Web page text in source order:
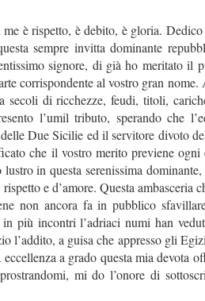
è rispetto, è debito, è gloria. Dedico
sempre invitta dominante
signore, di già ho meritato il
corrispondente al vostro gran
secoli di ricchezze, feudi, titoli,
l’umil tributo, sperando che
Due Sicilie ed il servitore divoto
che il vostro merito previene
in questa serenissima
e d’amore. Questa ambasceria
non ancora fa in pubblico
più incontri l’adriaci numi han
l’addito, a guisa che appresso gli
a grado questa mia devota
mi do l’onore di